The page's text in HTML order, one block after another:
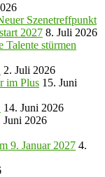
Szenetreffpunkt
2027 8. Juli 2026
stürmen
2. Juli 2026
im Plus 15. Juni
14. Juni 2026
Juni 2026
9. Januar 2027 4.